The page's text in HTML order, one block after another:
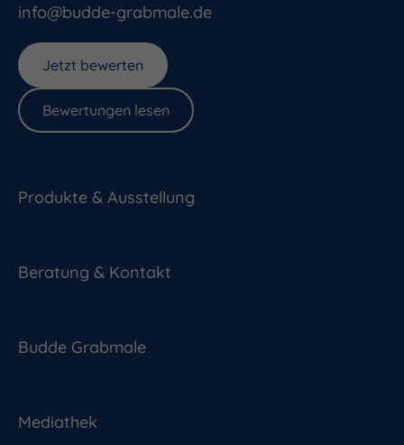
info@budde-grabmale.de
Jetzt bewerten
Bewertungen lesen
Produkte & Ausstellung
Beratung & Kontakt
Budde Grabmale
Mediathek